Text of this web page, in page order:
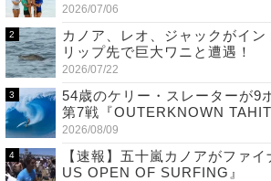
2026/07/06
カノア、レオ、ジャックがイン
リップ先で巨大ワニと遭遇！
2026/07/22
54歳のケリー・スレーターが9
第7戦『OUTERKNOWN
2026/08/09
【速報】五十嵐カノアがファ
US OPEN OF SURFING』